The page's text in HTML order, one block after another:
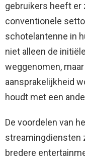
gebruikers heeft er
conventionele
schotelantenne in
niet alleen de
weggenomen,
aansprakelijkheid
houdt met een
De voordelen van
streamingdiensten
bredere